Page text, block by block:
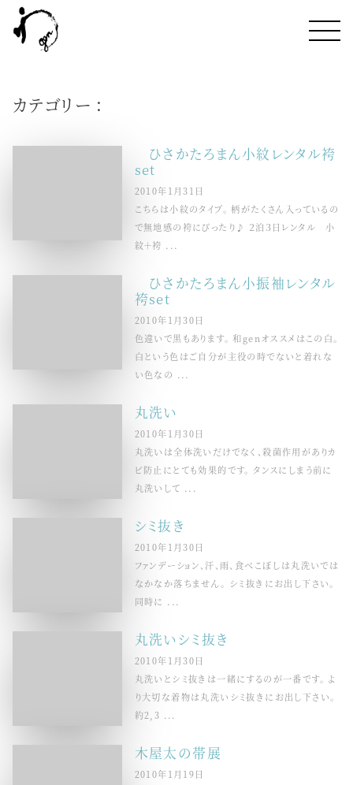
カテゴリー :
ひさかたろまん小紋レンタル袴
set
2010年1月31日
こちらは小紋のタイプ。 柄がたくさん入っているの
で無地感の袴にぴったり♪ ２泊３日レンタル 小
紋＋袴 ...
ひさかたろまん小振袖レンタル
袴set
2010年1月30日
色違いで黒もあります。 和genオススメはこの白。
白という色はご自分が主役の時でないと着れな
い色なの ...
丸洗い
2010年1月30日
丸洗いは全体洗いだけでなく、殺菌作用がありカ
ビ防止にとても効果的です。 タンスにしまう前に
丸洗いして ...
シミ抜き
2010年1月30日
ファンデーション、汗、雨、食べこぼしは丸洗いでは
なかなか落ちません。 シミ抜きにお出し下さい。
同時に ...
丸洗いシミ抜き
2010年1月30日
丸洗いとシミ抜きは一緒にするのが一番です。 よ
り大切な着物は丸洗いシミ抜きにお出し下さい。
約2,3 ...
木屋太の帯展
2010年1月19日